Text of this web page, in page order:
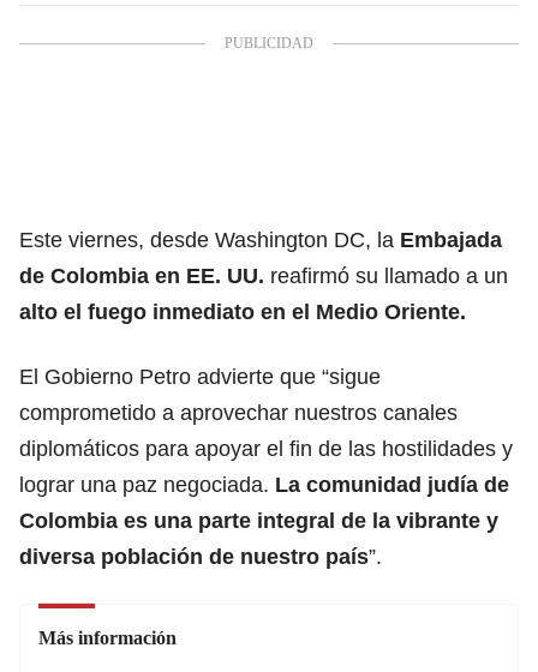
Este viernes, desde Washington DC, la Embajada
de Colombia en EE. UU. reafirmó su llamado a un
alto el fuego inmediato en el Medio Oriente.
El Gobierno Petro advierte que “sigue
comprometido a aprovechar nuestros canales
diplomáticos para apoyar el fin de las hostilidades y
lograr una paz negociada. La comunidad judía de
Colombia es una parte integral de la vibrante y
diversa población de nuestro país”.
Más información